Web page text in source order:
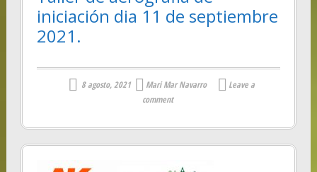
iniciación dia 11 de septiembre
2021.
8 agosto, 2021 Mari Mar Navarro
Leave a
comment